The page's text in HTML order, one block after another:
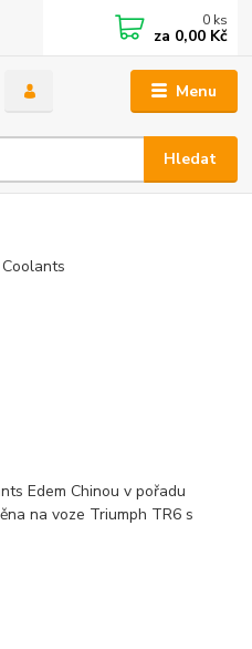
Menu
Hledat
0 ks
za 0,00 Kč
Edem Chinou v pořadu
na voze Triumph TR6 s